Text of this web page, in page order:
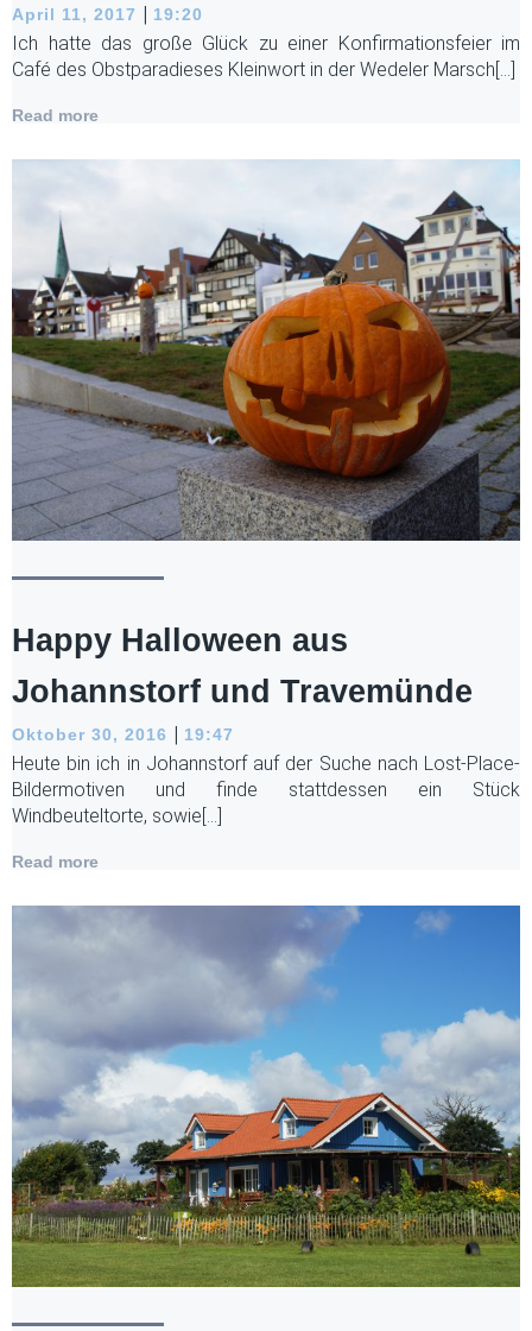
April 11, 2017 | 19:20
Ich hatte das große Glück zu einer Konfirmationsfeier im
Café des Obstparadieses Kleinwort in der Wedeler Marsch[…]
Read more
Happy Halloween aus
Johannstorf und Travemünde
Oktober 30, 2016 | 19:47
Heute bin ich in Johannstorf auf der Suche nach Lost-Place-
Bildermotiven und finde stattdessen ein Stück
Windbeuteltorte, sowie[…]
Read more